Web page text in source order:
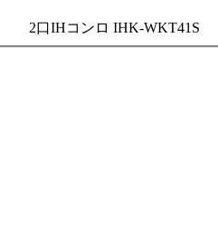
2口IHコンロ IHK-WKT41S